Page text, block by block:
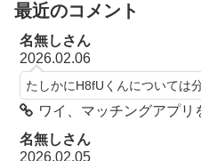
最近のコメント
名無しさん
2026.02.06
たしかにH8fUくんについては
ワイ、マッチングアプリ
名無しさん
2026.02.05